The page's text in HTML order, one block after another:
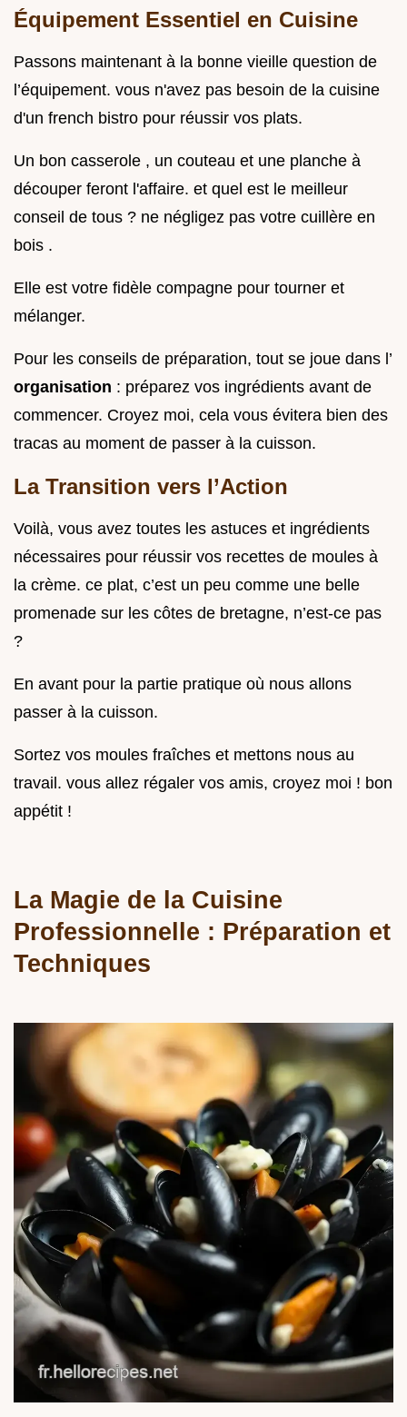
Équipement Essentiel en Cuisine
Passons maintenant à la bonne vieille question de
l’équipement. vous n'avez pas besoin de la cuisine
d'un french bistro pour réussir vos plats.
Un bon casserole , un couteau et une planche à
découper feront l'affaire. et quel est le meilleur
conseil de tous ? ne négligez pas votre cuillère en
bois .
Elle est votre fidèle compagne pour tourner et
mélanger.
Pour les conseils de préparation, tout se joue dans l’
organisation : préparez vos ingrédients avant de
commencer. Croyez moi, cela vous évitera bien des
tracas au moment de passer à la cuisson.
La Transition vers l’Action
Voilà, vous avez toutes les astuces et ingrédients
nécessaires pour réussir vos recettes de moules à
la crème. ce plat, c’est un peu comme une belle
promenade sur les côtes de bretagne, n’est-ce pas
?
En avant pour la partie pratique où nous allons
passer à la cuisson.
Sortez vos moules fraîches et mettons nous au
travail. vous allez régaler vos amis, croyez moi ! bon
appétit !
La Magie de la Cuisine
Professionnelle : Préparation et
Techniques